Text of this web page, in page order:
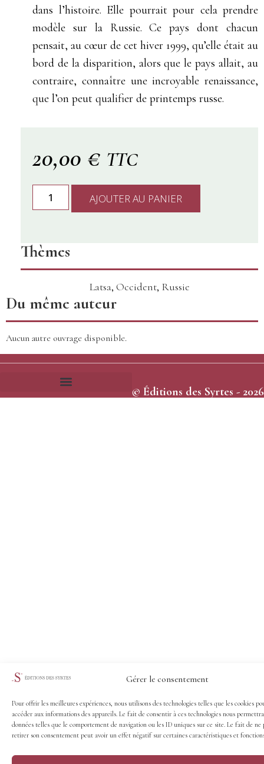
Gérer le consentement
Pour offrir les meilleures expériences, nous utilisons des technologies telles que les cookies
accéder aux informations des appareils. Le fait de consentir à ces technologies nous
données telles que le comportement de navigation ou les ID uniques sur ce site. Le fait de ne
retirer son consentement peut avoir un effet négatif sur certaines caractéristiques et
dans l’histoire. Elle pourrait pour cela prendre
modèle sur la Russie. Ce pays dont chacun
pensait, au cœur de cet hiver 1999, qu’elle était au
bord de la disparition, alors que le pays allait, au
contraire, connaître une incroyable renaissance,
que l’on peut qualifier de printemps russe.
20,00 € TTC
AJOUTER AU PANIER
Thèmes
Latsa, Occident, Russie
Du même auteur
Aucun autre ouvrage disponible.
© Éditions des Syrtes - 2026